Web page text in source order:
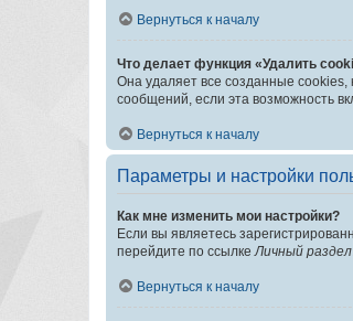
Вернуться к началу
Что делает функция «Удалить
Она удаляет все созданные cookies,
сообщений, если эта возможность
Вернуться к началу
Параметры и настройки
Как мне изменить мои настройки?
Если вы являетесь
перейдите по ссылке Личный раздел
Вернуться к началу